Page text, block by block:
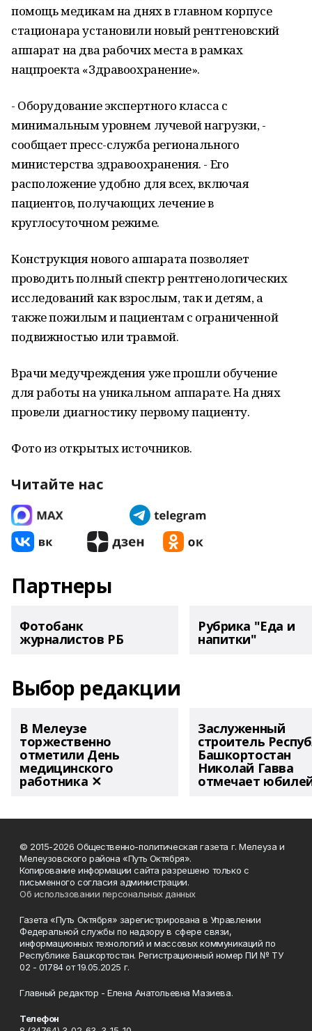
помощь медикам на днях в главном корпусе
стационара установили новый рентгеновский
аппарат на два рабочих места в рамках
нацпроекта «Здравоохранение».
- Оборудование экспертного класса с
минимальным уровнем лучевой нагрузки, -
сообщает пресс-служба регионального
министерства здравоохранения. - Его
расположение удобно для всех, включая
пациентов, получающих лечение в
круглосуточном режиме.
Конструкция нового аппарата позволяет
проводить полный спектр рентгенологических
исследований как взрослым, так и детям, а
также пожилым и пациентам с ограниченной
подвижностью или травмой.
Врачи медучреждения уже прошли обучение
для работы на уникальном аппарате. На днях
провели диагностику первому пациенту.
Фото из открытых источников.
Читайте нас
Партнеры
Фотобанк
журналистов РБ
Рубрика "Еда и
напитки"
Выбор редакции
В Мелеузе
торжественно
отметили День
медицинского
работника ✕
Заслуженный
строитель
Башкортостан
Николай Гавва
отмечает
© 2015-2026 Общественно-политическая газета г. Мелеуза и
Мелеузовского района «Путь Октября».
Копирование информации сайта разрешено только с
письменного согласия администрации.
Об использовании персональных данных
Газета «Путь Октября» зарегистрирована в Управлении
Федеральной службы по надзору в сфере связи,
информационных технологий и массовых коммуникаций по
Республике Башкортостан. Регистрационный номер ПИ № ТУ
02 - 01784 от 19.05.2025 г.
Главный редактор - Елена Анатольевна Мазиева.
Телефон